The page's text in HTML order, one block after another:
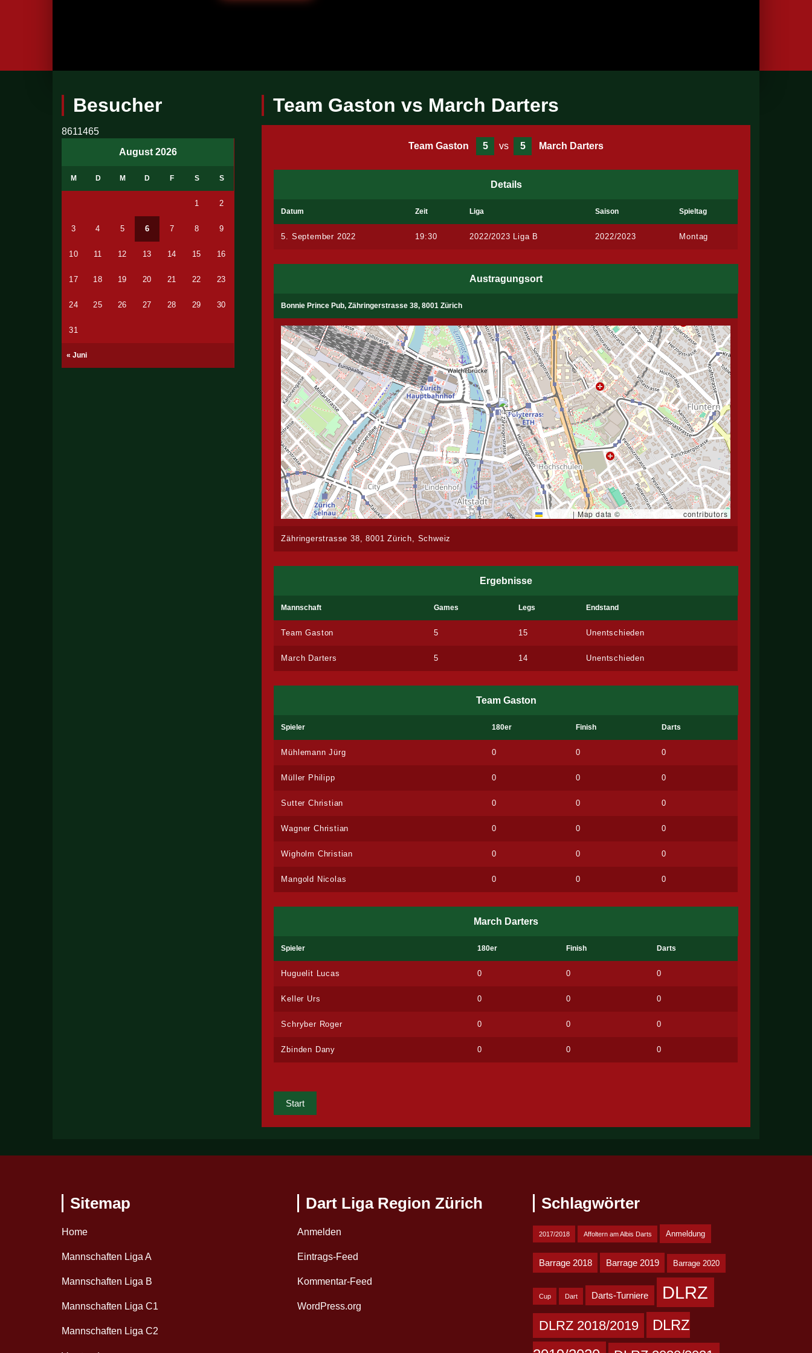
Besucher
8611465
August 2026
M D M D F S S
« Juni
1 2
3 4 5 6 7 8 9
10 11 12 13 14 15 16
17 18 19 20 21 22 23
24 25 26 27 28 29 30
31
Team Gaston vs March Darters
Team Gaston 5 vs 5 March Darters
Details
Datum Zeit Liga Saison Spieltag
5. September 2022 19:30 2022/2023 Liga B 2022/2023 Montag
Austragungsort
Bonnie Prince Pub, Zähringerstrasse 38, 8001 Zürich
Leaflet | Map data © OpenStreetMap contributors
Zähringerstrasse 38, 8001 Zürich, Schweiz
Ergebnisse
Mannschaft Games Legs Endstand
Team Gaston 5 15 Unentschieden
March Darters 5 14 Unentschieden
Team Gaston
Spieler 180er Finish Darts
Mühlemann Jürg 0 0 0
Müller Philipp 0 0 0
Sutter Christian 0 0 0
Wagner Christian 0 0 0
Wigholm Christian 0 0 0
Mangold Nicolas 0 0 0
March Darters
Spieler 180er Finish Darts
Huguelit Lucas 0 0 0
Keller Urs 0 0 0
Schryber Roger 0 0 0
Zbinden Dany 0 0 0
Start
Sitemap
Home
Mannschaften Liga A
Mannschaften Liga B
Mannschaften Liga C1
Mannschaften Liga C2
Dart Liga Region Zürich
Anmelden
Eintrags-Feed
Kommentar-Feed
WordPress.org
Schlagwörter
2017/2018 Affoltern am Albis Darts Anmeldung
Barrage 2018 Barrage 2019 Barrage 2020
Cup Dart Darts-Turniere DLRZ
DLRZ 2018/2019
DLRZ